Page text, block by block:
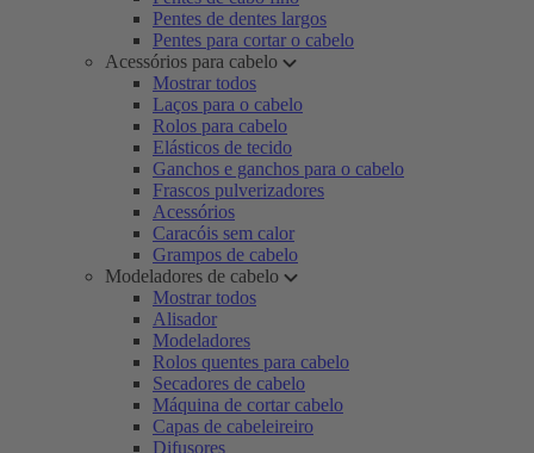
Pentes de dentes largos
Pentes para cortar o cabelo
Acessórios para cabelo
Mostrar todos
Laços para o cabelo
Rolos para cabelo
Elásticos de tecido
Ganchos e ganchos para o cabelo
Frascos pulverizadores
Acessórios
Caracóis sem calor
Grampos de cabelo
Modeladores de cabelo
Mostrar todos
Alisador
Modeladores
Rolos quentes para cabelo
Secadores de cabelo
Máquina de cortar cabelo
Capas de cabeleireiro
Difusores